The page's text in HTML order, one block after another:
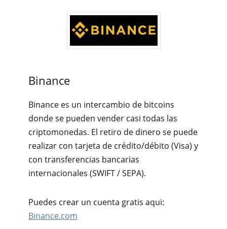
Binance
Binance es un intercambio de bitcoins
donde se pueden vender casi todas las
criptomonedas. El retiro de dinero se puede
realizar con tarjeta de crédito/débito (Visa) y
con transferencias bancarias
internacionales (SWIFT / SEPA).
Puedes crear un cuenta gratis aqui:
Binance.com